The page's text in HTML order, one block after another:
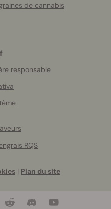
de cannabis
responsable
RQS
| Plan du site